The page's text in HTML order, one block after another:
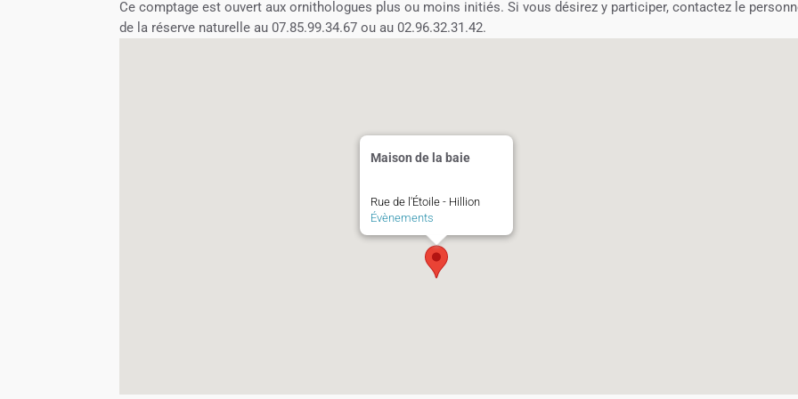
Ce comptage est ouvert aux ornithologues plus ou moins initiés. Si vous désirez y participer, contactez le
de la réserve naturelle au 07.85.99.34.67 ou au 02.96.32.31.42.
Maison de la baie
Rue de l'Étoile - Hillion
Évènements